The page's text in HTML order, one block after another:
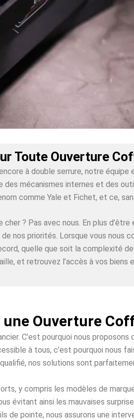
Toute Ouverture
à double serrure, notre
mécanismes internes et des
comme Yale et Fichet, et ce,
? Pas avec nous. En plus
nos priorités. Lorsque vous
quelle que soit la complexité
et retrouvez l’accès à vos biens
une Ouverture
C’est pourquoi nous
à tous, c’est pourquoi nous
nos solutions sont
y compris les modèles de
évitant ainsi les mauvaises
de pointe, nous assurons une